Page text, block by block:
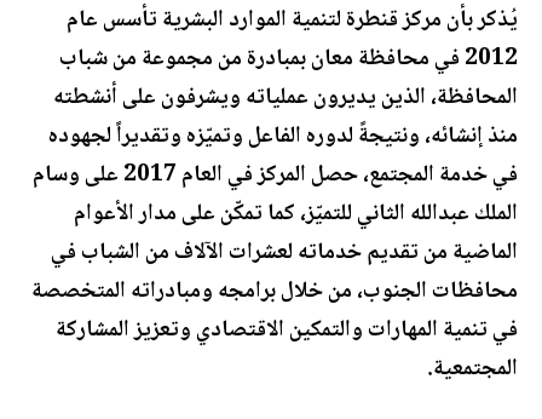
يُذكر بأن مركز قنطرة لتنمية الموارد البشرية تأسس عام
2012 في محافظة معان بمبادرة من مجموعة من شباب
المحافظة، الذين يديرون عملياته ويشرفون على أنشطته
منذ إنشائه، ونتيجةً لدوره الفاعل وتميّزه وتقديراً لجهوده
في خدمة المجتمع، حصل المركز في العام 2017 على وسام
الملك عبدالله الثاني للتميّز، كما تمكّن على مدار الأعوام
الماضية من تقديم خدماته لعشرات الآلاف من الشباب في
محافظات الجنوب، من خلال برامجه ومبادراته المتخصصة
في تنمية المهارات والتمكين الاقتصادي وتعزيز المشاركة
المجتمعية.